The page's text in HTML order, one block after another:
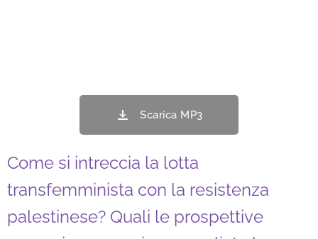
Scarica MP3
Come si intreccia la lotta
transfemminista con la resistenza
palestinese? Quali le prospettive